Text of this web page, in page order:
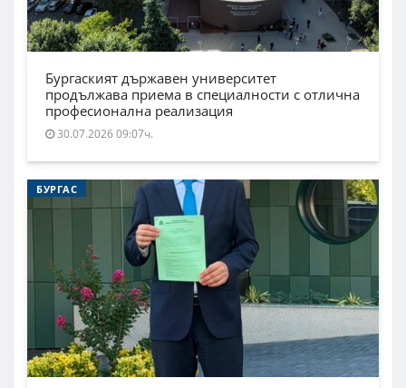
Бургаският държавен университет
продължава приема в специалности с отлична
професионална реализация
30.07.2026 09:07ч.
БУРГАС